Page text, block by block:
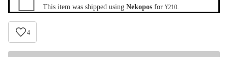
This item was shipped using Nekopos for ¥210
4